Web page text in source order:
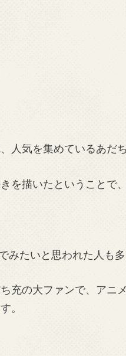
人気を集めているあだ
を描いたということで
みたいと思われた人も
充の大ファンで、アニ
。